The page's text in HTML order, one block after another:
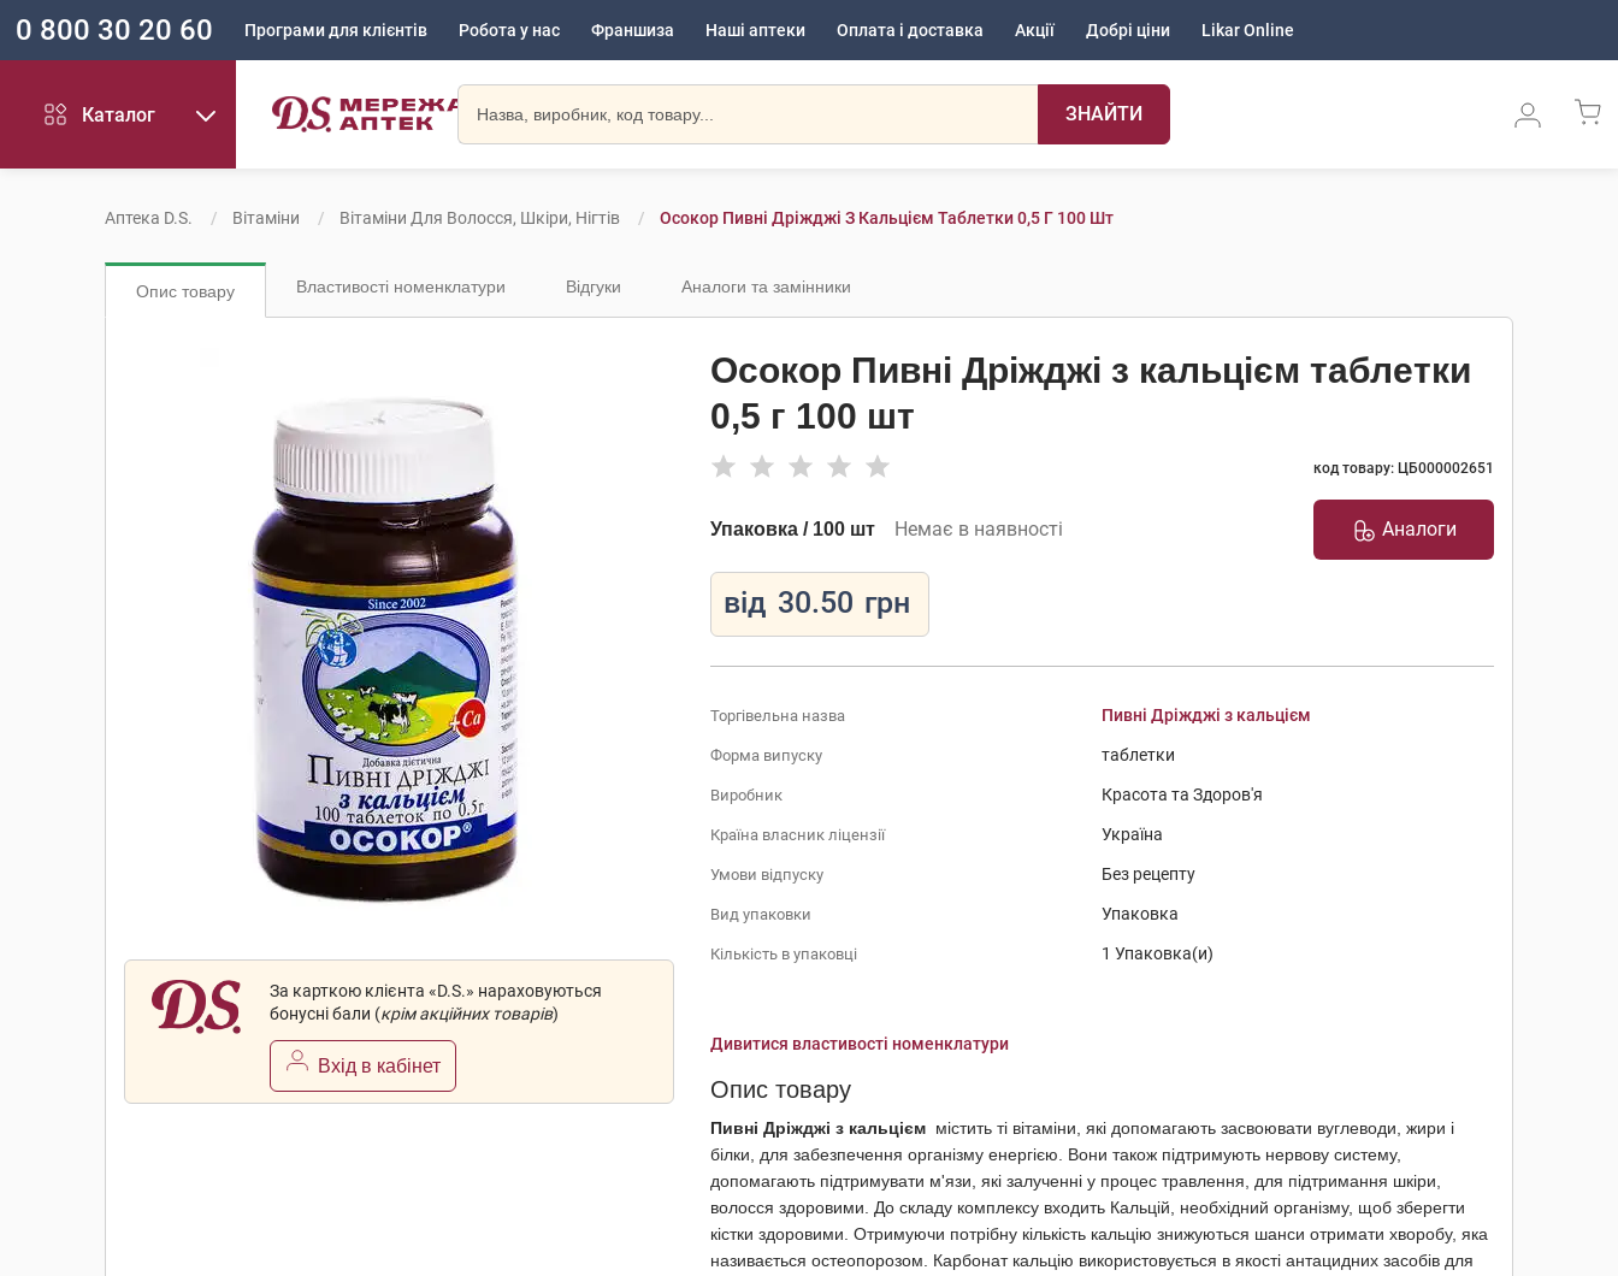
0 800 30 20 60 Програми для клієнтів Робота у нас Франшиза Наші аптеки Оплата і доставка Акції Добрі ціни Likar Online
Каталог ЗНАЙТИ
Аптека D.S. Вітаміни Вітаміни Для Волосся, Шкіри, Нігтів Осокор Пивні Дріжджі З Кальцієм Таблетки 0,5 Г 100 Шт
Опис товару Властивості номенклатури Відгуки Аналоги та замінники
За карткою клієнта «D.S.» нараховуються
бонусні бали (крім акційних товарів)
Вхід в кабінет
Осокор Пивні Дріжджі з кальцієм таблетки
0,5 г 100 шт
код товару: ЦБ000002651
Упаковка / 100 шт Немає в наявності Аналоги
від 30.50 грн
Торгівельна назва Пивні Дріжджі з кальцієм
Форма випуску таблетки
Виробник Красота та Здоров'я
Країна власник ліцензії Україна
Умови відпуску Без рецепту
Вид упаковки Упаковка
Кількість в упаковці 1 Упаковка(и)
Дивитися властивості номенклатури
Опис товару
Пивні Дріжджі з кальцієм містить ті вітаміни, які допомагають засвоювати вуглеводи, жири і
білки, для забезпечення організму енергією. Вони також підтримують нервову систему,
допомагають підтримувати м'язи, які залученні у процес травлення, для підтримання шкіри,
волосся здоровими. До складу комплексу входить Кальцій, необхідний організму, щоб зберегти
кістки здоровими. Отримуючи потрібну кількість кальцію знижуються шанси отримати хворобу, яка
називається остеопорозом. Карбонат кальцію використовується в якості антацидних засобів для